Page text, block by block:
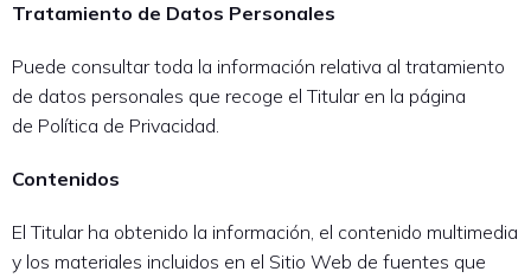
Tratamiento de Datos Personales
Puede consultar toda la información relativa al tratamiento
de datos personales que recoge el Titular en la página
de Política de Privacidad.
Contenidos
El Titular ha obtenido la información, el contenido multimedia
y los materiales incluidos en el Sitio Web de fuentes que